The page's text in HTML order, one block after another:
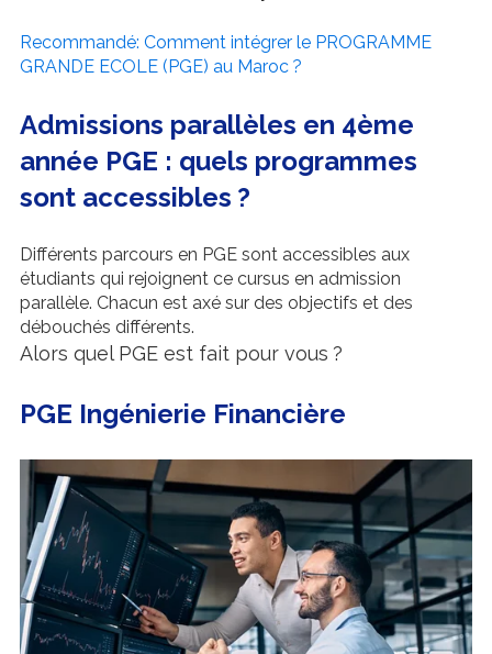
Recommandé: Comment intégrer le PROGRAMME
GRANDE ECOLE (PGE) au Maroc ?
Admissions parallèles en 4ème
année PGE : quels programmes
sont accessibles ?
Différents parcours en PGE sont accessibles aux
étudiants qui rejoignent ce cursus en admission
parallèle. Chacun est axé sur des objectifs et des
débouchés différents.
Alors quel PGE est fait pour vous ?
PGE Ingénierie Financière